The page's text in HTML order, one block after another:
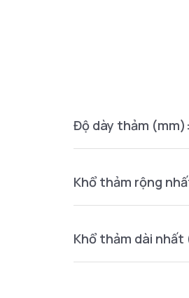
Độ dày thảm (mm):
Khổ thảm rộng
Khổ thảm dài nhất